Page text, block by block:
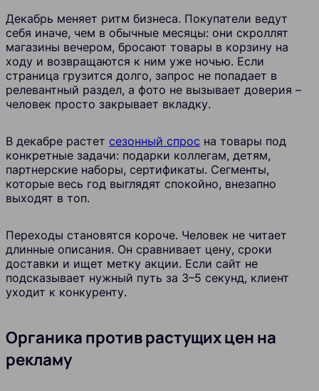
Декабрь меняет ритм бизнеса. Покупатели ведут
себя иначе, чем в обычные месяцы: они скроллят
магазины вечером, бросают товары в корзину на
ходу и возвращаются к ним уже ночью. Если
страница грузится долго, запрос не попадает в
релевантный раздел, а фото не вызывает доверия –
человек просто закрывает вкладку.
В декабре растет сезонный спрос на товары под
конкретные задачи: подарки коллегам, детям,
партнерские наборы, сертификаты. Сегменты,
которые весь год выглядят спокойно, внезапно
выходят в топ.
Переходы становятся короче. Человек не читает
длинные описания. Он сравнивает цену, сроки
доставки и ищет метку акции. Если сайт не
подсказывает нужный путь за 3–5 секунд, клиент
уходит к конкуренту.
Органика против растущих цен на
рекламу